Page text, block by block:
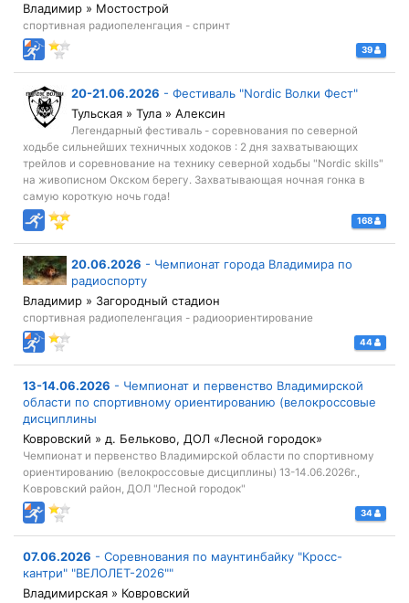
Владимир » Мостострой
спортивная радиопеленгация - спринт
39
20-21.06.2026 - Фестиваль "Nordic Волки Фест"
Тульская » Тула » Алексин
Легендарный фестиваль - соревнования по северной
ходьбе сильнейших техничных ходоков : 2 дня захватывающих
трейлов и соревнование на технику северной ходьбы "Nordic skills"
на живописном Окском берегу. Захватывающая ночная гонка в
самую короткую ночь года!
168
20.06.2026 - Чемпионат города Владимира по
радиоспорту
Владимир » Загородный стадион
спортивная радиопеленгация - радиоориентирование
44
13-14.06.2026 - Чемпионат и первенство Владимирской
области по спортивному ориентированию (велокроссовые
дисциплины
Ковровский » д. Бельково, ДОЛ «Лесной городок»
Чемпионат и первенство Владимирской области по спортивному
ориентированию (велокроссовые дисциплины) 13-14.06.2026г.,
Ковровский район, ДОЛ "Лесной городок"
34
07.06.2026 - Соревнования по маунтинбайку "Кросс-
кантри" "ВЕЛОЛЕТ-2026""
Владимирская » Ковровский